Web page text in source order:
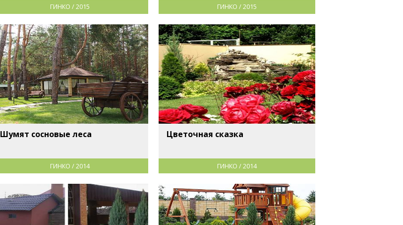
ГИНКО / 2015 ГИНКО / 2015
Шумят сосновые леса
ГИНКО / 2014
Цветочная сказка
ГИНКО / 2014